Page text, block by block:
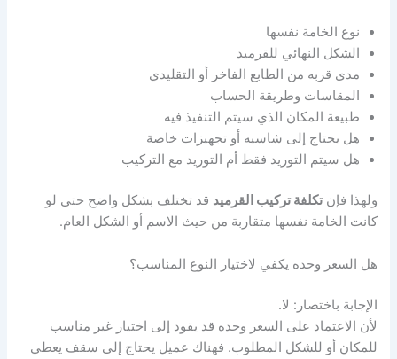
نوع الخامة نفسها
الشكل النهائي للقرميد
مدى قربه من الطابع الفاخر أو التقليدي
المقاسات وطريقة الحساب
طبيعة المكان الذي سيتم التنفيذ فيه
هل يحتاج إلى شاسيه أو تجهيزات خاصة
هل سيتم التوريد فقط أم التوريد مع التركيب
ولهذا فإنتكلفة تركيب القرميد قد تختلف بشكل واضح حتى لو
كانت الخامة نفسها متقاربة من حيث الاسم أو الشكل العام.
هل السعر وحده يكفي لاختيار النوع المناسب؟
الإجابة باختصار: لا.
لأن الاعتماد على السعر وحده قد يقود إلى اختيار غير مناسب
للمكان أو للشكل المطلوب. فهناك عميل يحتاج إلى سقف يعطي